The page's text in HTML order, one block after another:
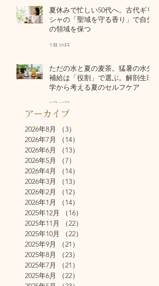
夏休みで忙しい50代へ。古代ギリ
シャの「聖域を守る香り」で自分
の領域を保つ
7月20日
ただの水と夏の麦茶。猛暑の水分
補給は「役割」で選ぶ。解剖生理
学から考える夏のセルフケア
7月17日
アーカイブ
2026年8月
（3）
2026年7月
（14）
2026年6月
（13）
2026年5月
（7）
2026年4月
（14）
2026年3月
（13）
2026年2月
（12）
2026年1月
（14）
2025年12月
（16）
2025年11月
（22）
2025年10月
（22）
2025年9月
（21）
2025年8月
（23）
2025年7月
（21）
2025年6月
（22）